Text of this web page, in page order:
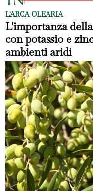
L'ARCA OLEARIA
L'importanza
con potassio e
ambienti aridi